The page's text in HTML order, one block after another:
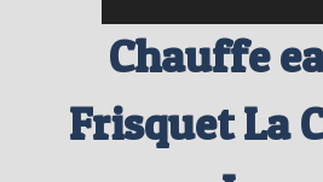
Chauffe
Frisquet La